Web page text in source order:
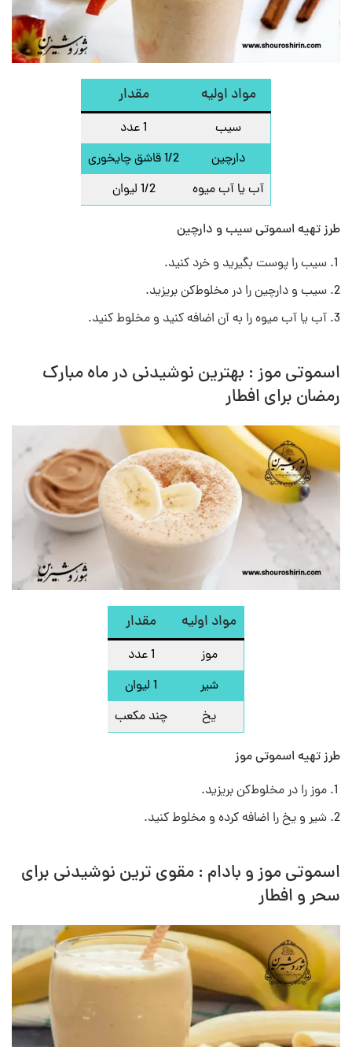
مواد اولیه مقدار
سیب
1 عدد
دارچین
1/2 قاشق چایخوری
آب یا آب میوه
1/2 لیوان
طرز تهیه اسموتی سیب و دارچین
سیب را پوست بگیرید و خرد کنید.
سیب و دارچین را در مخلوط‌کن بریزید.
آب یا آب میوه را به آن اضافه کنید و مخلوط کنید.
اسموتی موز : بهترین نوشیدنی در ماه مبارک
رمضان برای افطار
مواد اولیه مقدار
موز
1 عدد
شیر
1 لیوان
یخ
چند مکعب
طرز تهیه اسموتی موز
موز را در مخلوط‌کن بریزید.
شیر و یخ را اضافه کرده و مخلوط کنید.
اسموتی‌ موز و بادام : مقوی ترین نوشیدنی برای
سحر و افطار